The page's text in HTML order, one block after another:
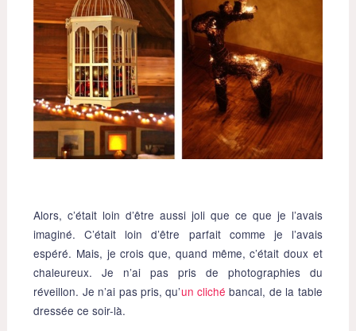
Alors, c’était loin d’être aussi joli que ce que je l’avais
imaginé. C’était loin d’être parfait comme je l’avais
espéré. Mais, je crois que, quand même, c’était doux et
chaleureux. Je n’ai pas pris de photographies du
réveillon. Je n’ai pas pris, qu’un cliché bancal, de la table
dressée ce soir-là.